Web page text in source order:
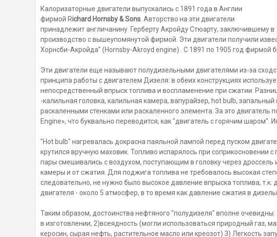
Калоризаторные двигатели выпускались с 1891 года в Англии
фирмой Richard Hornsby & Sons . Авторство на эти двигатели
принадлежит англичанину Герберту Акройду Стюарту, заключившему в
производство с вышеупомянутой фирмой. Эти двигатели получили
Хорнсби-Акройда" (Hornsby-Akroyd engine) . С 1891 по 1905 год фирмой
Эти двигатели еще называют полудизельными двигателями из-за
принципа работы с двигателем Дизеля: в обеих конструкциях
непосредственный впрыск топлива и воспламенение при сжатии.
-калильная головка, калильная камера, вапурайзер, hot bulb,
раскаленными стенками или раскаленного элемента. За это двигатель
Engine», что буквально переводится, как "двигатель с горячим шаром".
"Hot bulb" нагревалась докрасна паяльной лампой перед пуском
крутился вручную маховик. Топливо испарялось при соприкосновении
пары смешивались с воздухом, поступающим в головку через дроссель
камеры и от сжатия. Для поджига топлива не требовалось высокая
следовательно, не нужно было высокое давление впрыска топлива, т.к.
двигателя - около 5 атмосфер, в то время как давление сжатия в
Таким образом, достоинства нефтяного "полудизеля" вполне очевидны:
в изготовлении, 2)всеядность (могли использоваться природный газ,
керосин, сырая нефть, растительное масло или креозот) 3) Легкость